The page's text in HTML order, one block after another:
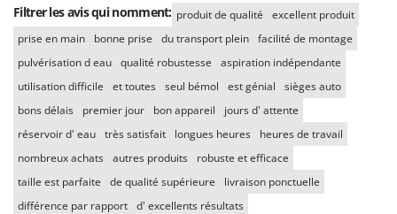
Zephir
ZGrills
Zodiac
Zomax
Filtrer les avis qui nomment: produit de qualité
excellent produit
prise en main
bonne prise du transport plein facilité de montage
pulvérisation d eau qualité robustesse
aspiration indépendante
utilisation difficile
et toutes seul bémol est génial
sièges auto
bons délais
premier jour bon appareil
jours d' attente
réservoir d' eau très satisfait longues heures
heures de travail
nombreux achats autres produits
robuste et efficace
taille est parfaite
de qualité supérieure
livraison ponctuelle
différence par rapport d' excellents résultats